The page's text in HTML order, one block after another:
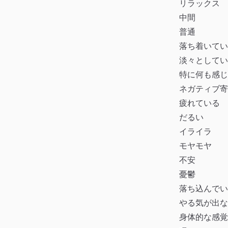
リラックス
中間
普通
落ち着いて
淡々として
特に何も感
ネガティブ
疲れている
だるい
イライラ
モヤモヤ
不安
憂鬱
落ち込んで
やる気が出
身体的な感覚